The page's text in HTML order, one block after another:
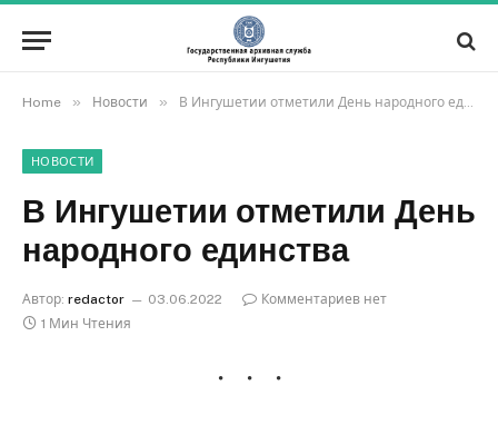
Home » Новости » В Ингушетии отметили День народного единства
НОВОСТИ
В Ингушетии отметили День
народного единства
Автор: redactor 03.06.2022
Комментариев нет
1 Мин Чтения